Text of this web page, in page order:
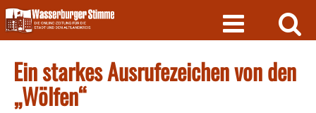
Skip
to
content
Ein starkes Ausrufezeichen von den
„Wölfen“